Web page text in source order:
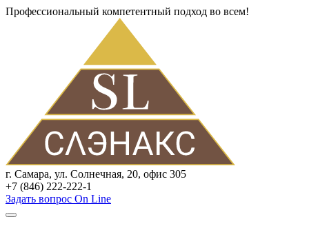
Профессиональный компетентный подход во всем!
г. Самара, ул. Солнечная, 20, офис 305
+7 (846) 222-222-1
Задать вопрос On Line